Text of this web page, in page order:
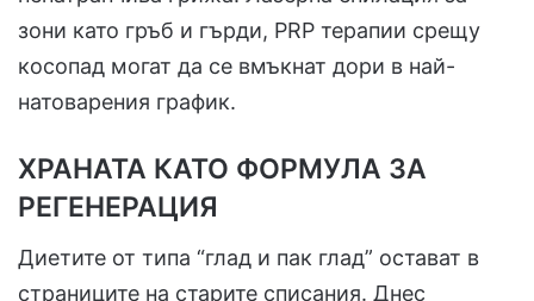
зони като гръб и гърди, PRP терапии срещу
косопад могат да се вмъкнат дори в най-
натоварения график.
ХРАНАТА КАТО ФОРМУЛА ЗА
РЕГЕНЕРАЦИЯ
Диетите от типа “глад и пак глад” остават в
страниците на старите списания. Днес